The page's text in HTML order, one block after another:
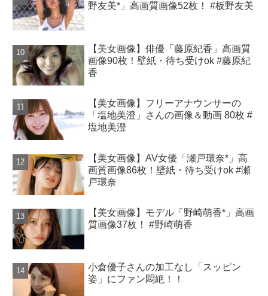
野友美*」高画質画像52枚！ #板野友美
【美女画像】俳優「藤原紀香」高画質
画像90枚！壁紙・待ち受けok #藤原紀
香
【美女画像】フリーアナウンサーの
「塩地美澄」さんの画像＆動画 80枚 #
塩地美澄
【美女画像】AV女優「瀬戸環奈*」高
画質画像86枚！壁紙・待ち受けok #瀬
戸環奈
【美女画像】モデル「野崎萌香*」高画
質画像37枚！ #野崎萌香
小倉優子さんの加工なし「スッピン
姿」にファン悶絶！！